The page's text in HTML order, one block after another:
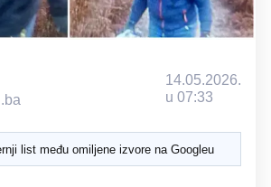
14.05.2026.
u 07:33
list među omiljene izvore na Googleu